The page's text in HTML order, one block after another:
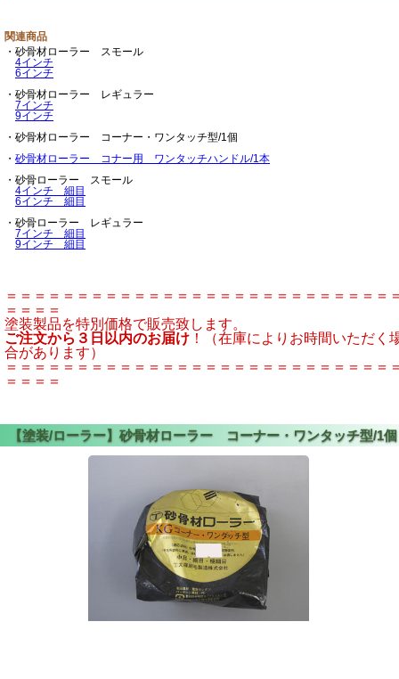
関連商品
・砂骨材ローラー スモール
4インチ
6インチ
・砂骨材ローラー レギュラー
7インチ
9インチ
・砂骨材ローラー コーナー・ワンタッチ型/1個
・ 砂骨材ローラー コナー用 ワンタッチハンドル/1本
・砂骨ローラー スモール
4インチ 細目
6インチ 細目
・砂骨ローラー レギュラー
7インチ 細目
9インチ 細目
＝＝＝＝＝＝＝＝＝＝＝＝＝＝＝＝＝＝＝＝＝＝＝＝＝＝＝
＝＝＝＝
塗装製品を特別価格で販売致します。
ご注文から３日以内のお届け ！（在庫によりお時間いただく
合があります）
＝＝＝＝＝＝＝＝＝＝＝＝＝＝＝＝＝＝＝＝＝＝＝＝＝＝＝
＝＝＝＝